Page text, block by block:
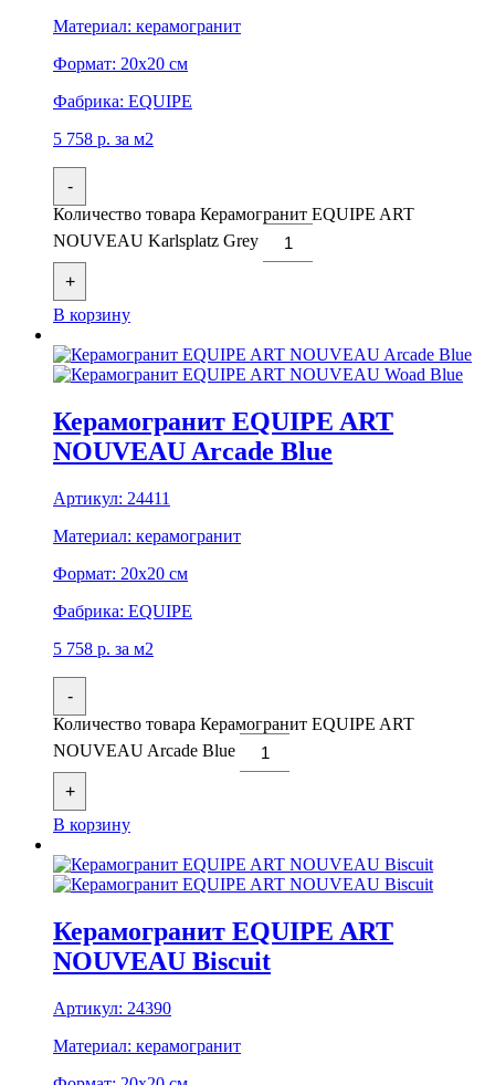
Материал: керамогранит
Формат: 20x20 см
Фабрика: EQUIPE
5 758 р. за м2
-
Количество товара Керамогранит EQUIPE ART
NOUVEAU Karlsplatz Grey
+
В корзину
Керамогранит EQUIPE ART
NOUVEAU Arcade Blue
Артикул: 24411
Материал: керамогранит
Формат: 20x20 см
Фабрика: EQUIPE
5 758 р. за м2
-
Количество товара Керамогранит EQUIPE ART
NOUVEAU Arcade Blue
+
В корзину
Керамогранит EQUIPE ART
NOUVEAU Biscuit
Артикул: 24390
Материал: керамогранит